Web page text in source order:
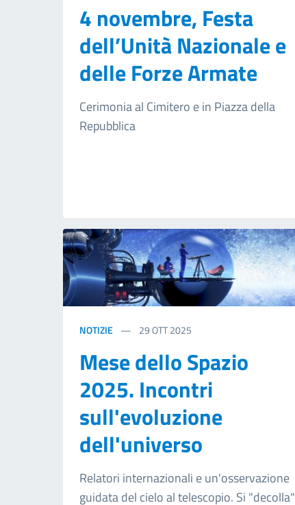
4 novembre, Festa
dell’Unità Nazionale e
delle Forze Armate
Cerimonia al Cimitero e in Piazza della
Repubblica
NOTIZIE 29OTT 2025
Mese dello Spazio
2025. Incontri
sull'evoluzione
dell'universo
Relatori internazionali e un'osservazione
guidata del cielo al telescopio. Si "decolla"